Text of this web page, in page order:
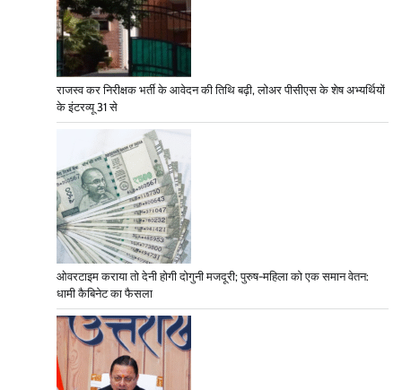
राजस्व कर निरीक्षक भर्ती के आवेदन की तिथि बढ़ी, लोअर पीसीएस के शेष अभ्यर्थियों
के इंटरव्यू 31 से
ओवरटाइम कराया तो देनी होगी दोगुनी मजदूरी; पुरुष-महिला को एक समान वेतन:
धामी कैबिनेट का फैसला